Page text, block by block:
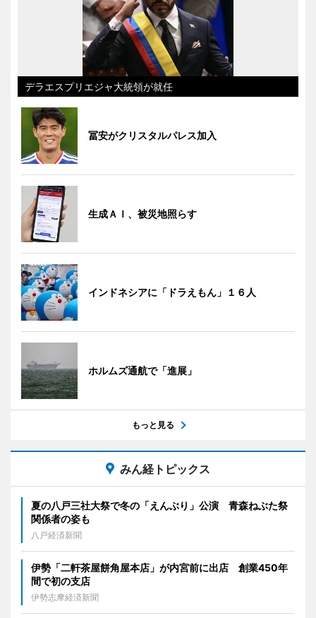
デラエスプリエジャ大統領が就任
冨安がクリスタルパレス加入
生成ＡＩ、被災地照らす
インドネシアに「ドラえもん」１６人
ホルムズ通航で「進展」
もっと見る
みん経トピックス
夏の八戸三社大祭で冬の「えんぶり」公演 青森ねぶた祭
関係者の姿も
八戸経済新聞
伊勢「二軒茶屋餅角屋本店」が内宮前に出店 創業450年
間で初の支店
伊勢志摩経済新聞